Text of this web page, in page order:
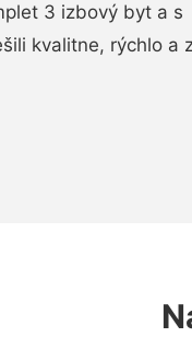
3 izbový byt a s
kvalitne, rýchlo a